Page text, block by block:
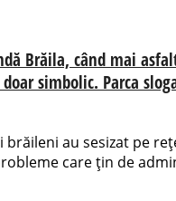
Brăila, când mai
simbolic. Parca
brăileni au sesizat pe
care țin de